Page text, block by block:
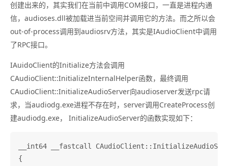
创建出来的，其实我们在当前中调用COM接口，一直是进程内通
信，audioses.dll被加载进当前空间并调用它的方法。而之所以会
out-of-process调用到audiosrv方法，其实是IAudioClient中调用
了RPC接口。
IAuidoClient的Initialize方法会调用
CAudioClient::InitializeInternalHelper函数，最终调用
CAudioClient::InitializeAudioServer向audioserver发送rpc请
求，当audiodg.exe进程不存在时，server调用CreateProcess创
建audiodg.exe， InitializeAudioServer的函数实现如下：
__int64 __fastcall
{